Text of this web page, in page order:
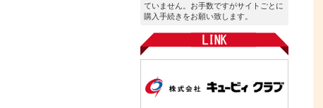
ていません。お手数ですがサイトごとに
購入手続きをお願い致します。